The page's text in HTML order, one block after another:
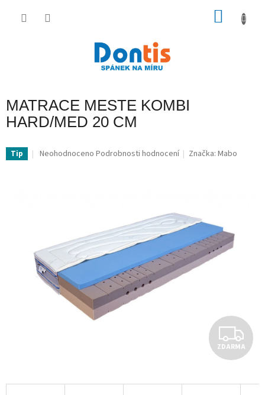
MATRACE MESTE KOMBI
HARD/MED 20 CM
Tip
Průměrné
Neohodnoceno Podrobnosti hodnocení Značka:Mabo
Z
D
A
ZDARMA